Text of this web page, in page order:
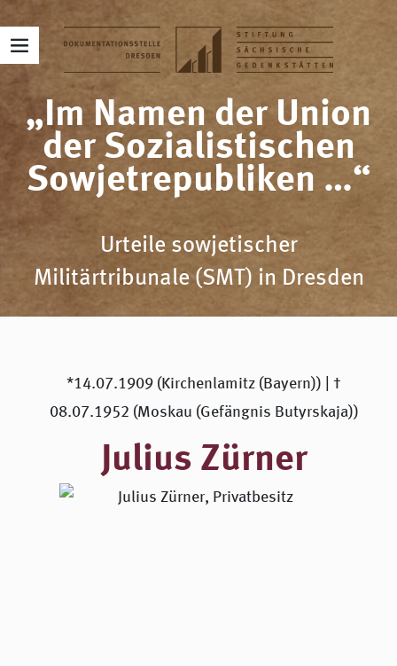
„Im Namen der Union
der Sozialistischen
Sowjetrepubliken …“
Urteile sowjetischer
Militärtribunale (SMT) in Dresden
*14.07.1909 (Kirchenlamitz (Bayern)) | †
08.07.1952 (Moskau (Gefängnis Butyrskaja))
Julius Zürner